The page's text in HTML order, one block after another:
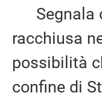
Segnala
racchiusa
possibilità
confine di